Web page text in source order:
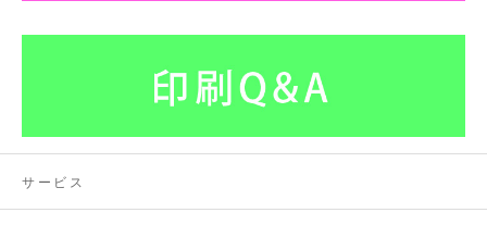
サービス